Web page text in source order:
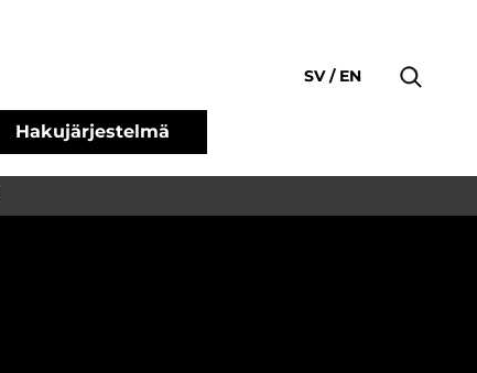
Hakujärjestelmä
SV EN